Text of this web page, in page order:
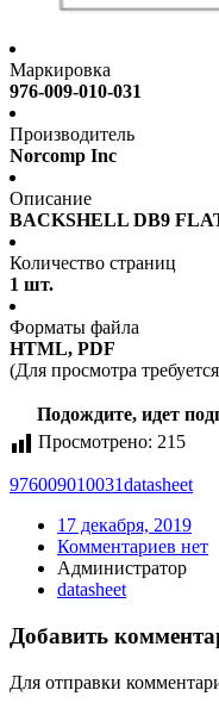
Маркировка
976-009-010-031
Производитель
Norcomp Inc
Описание
BACKSHELL DB9
Количество страниц
1 шт.
Форматы файла
HTML, PDF
(Для просмотра
Подождите, идет
Просмотрено: 215
976009010031datasheet
17 декабря, 2019
Комментариев нет
Администратор
datasheet
Добавить
Для отправки